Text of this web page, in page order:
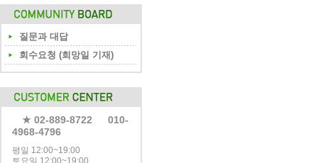
질문과 대답
회수요청 (희망일 기재)
★ 02-889-8722 010-
4968-4796
평일 12:00~19:00
토요일 12:00~19:00